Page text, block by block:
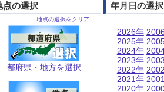
点の選択
地点の選択をクリア
都府県・地方を選択
年月日の選択
2026年
2025年
2024年
2023年
2022年
2021年
2020年